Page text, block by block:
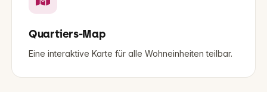
Quartiers-Map
Eine interaktive Karte für alle Wohneinheiten teilbar.